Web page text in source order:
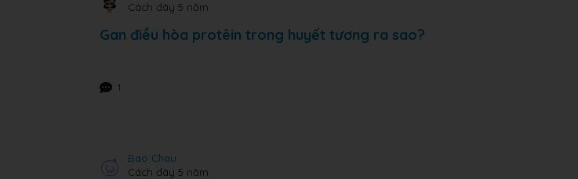
Cách đây 5 năm
Gan điều hòa protêin trong huyết tương ra sao?
1
Bao Chau
Cách đây 5 năm